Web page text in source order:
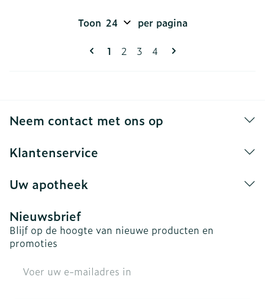
Pagina's
U lees momenteel pagina
1 Pagina
2 Pagina
3 Pagina
4
Toon per pagina
Neem contact met ons op
Klantenservice
Uw apotheek
Nieuwsbrief
Blijf op de hoogte van nieuwe producten en
promoties